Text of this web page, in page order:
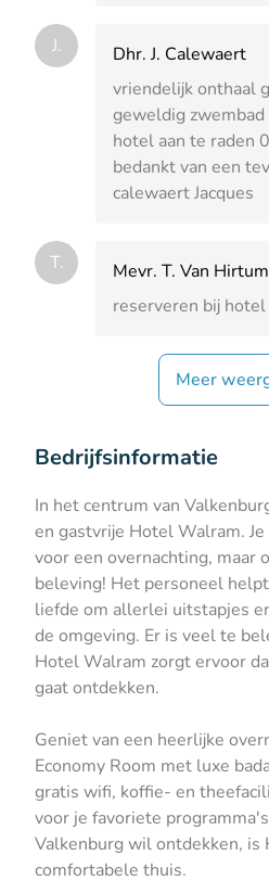
J.
Dhr. J. Calewaert
vriendelijk onthaal
geweldig
hotel aan te raden
bedankt van een
calewaert Jacques
T.
Mevr. T. Van Hirtum
reserveren bij
Meer
Bedrijfsinformatie
In het centrum van
en gastvrije Hotel Walram.
voor een overnachting, maar
beleving! Het personeel
liefde om allerlei uitstapjes
de omgeving. Er is veel te
Hotel Walram zorgt ervoor
gaat ontdekken.
Geniet van een heerlijke
Economy Room met luxe
gratis wifi, koffie- en
voor je favoriete
Valkenburg wil ontdekken,
comfortabele thuis.